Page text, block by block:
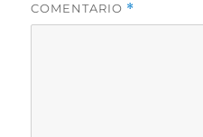
COMENTARIO *